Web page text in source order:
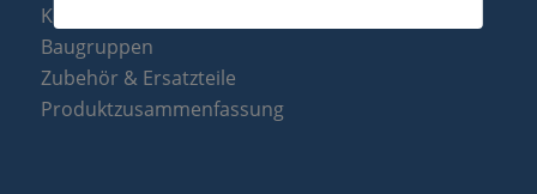
Konftel Konferenztelefone
Baugruppen
Zubehör & Ersatzteile
Produktzusammenfassung